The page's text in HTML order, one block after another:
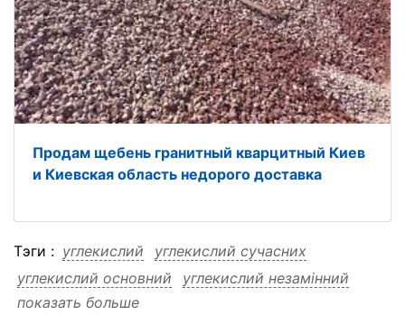
Продам щебень гранитный кварцитный Киев
и Киевская область недорого доставка
Тэги : углекислий
углекислий сучасних
углекислий основний
углекислий незамінний
углекислий магній
показать больше